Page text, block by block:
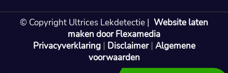
Gratis offerte in 24 uur
Bel: 085 080 55 42
© Copyright Ultrices Lekdetectie | Website laten
maken door Flexamedia
Privacyverklaring| Disclaimer| Algemene
voorwaarden